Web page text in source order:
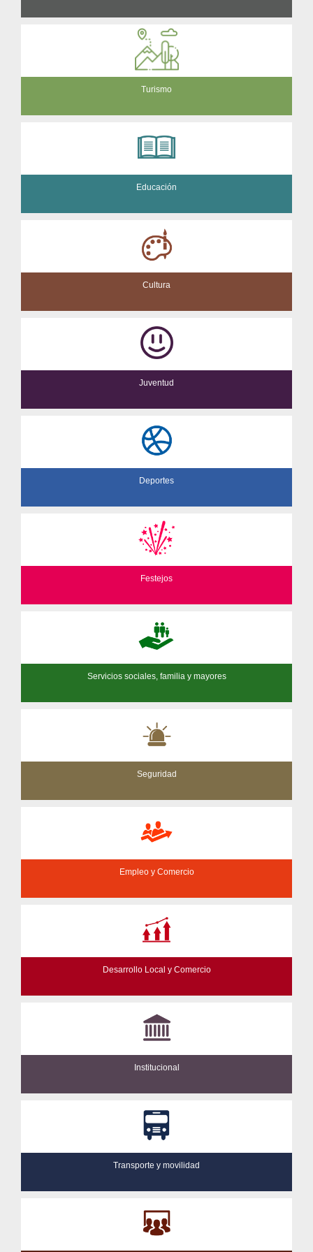
Turismo
Educación
Cultura
Juventud
Deportes
Festejos
Servicios sociales, familia y mayores
Seguridad
Empleo y Comercio
Desarrollo Local y Comercio
Institucional
Transporte y movilidad